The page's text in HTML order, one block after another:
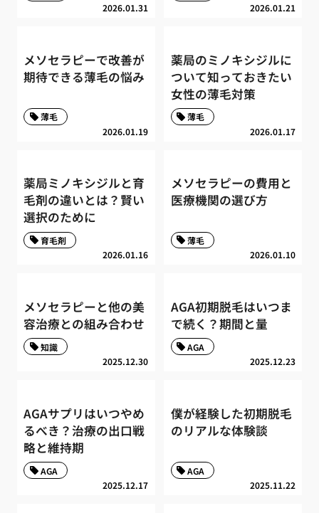
2026.01.31 2026.01.21
メソセラピーで改善が
期待できる薄毛の悩み
2026.01.19
薄毛
薬局のミノキシジルに
ついて知っておきたい
女性の薄毛対策
2026.01.17
薄毛
薬局ミノキシジルと育
毛剤の違いとは？賢い
選択のために
2026.01.16
育毛剤
メソセラピーの費用と
医療機関の選び方
2026.01.10
薄毛
メソセラピーと他の美
容治療との組み合わせ
2025.12.30
知識
AGA初期脱毛はいつま
で続く？期間と量
2025.12.23
AGA
AGAサプリはいつやめ
るべき？治療の出口戦
略と維持期
2025.12.17
AGA
僕が経験した初期脱毛
のリアルな体験談
2025.11.22
AGA